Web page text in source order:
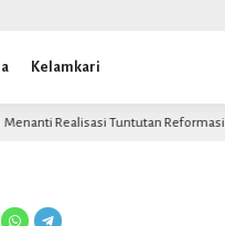
Kelamkari
Realisasi Tuntutan Reformasi 98